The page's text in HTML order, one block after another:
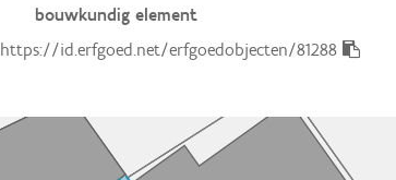
bouwkundig element
https://id.erfgoed.net/erfgoedobjecten/81288